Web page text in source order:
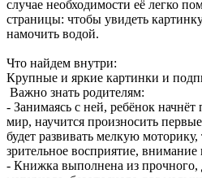
случае необходимости её легко
страницы: чтобы увидеть
намочить водой.
Что найдем внутри:
Крупные и яркие картинки и
Важно знать родителям:
- Занимаясь с ней, ребёнок
мир, научится произносить
будет развивать мелкую моторику,
зрительное восприятие, внимание
- Книжка выполнена из прочного,